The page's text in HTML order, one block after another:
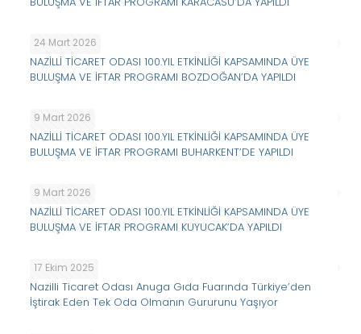
24 Mart 2026
NAZİLLİ TİCARET ODASI 100.YIL ETKİNLİĞİ KAPSAMINDA ÜYE
BULUŞMA VE İFTAR PROGRAMI BOZDOĞAN’DA YAPILDI
9 Mart 2026
NAZİLLİ TİCARET ODASI 100.YIL ETKİNLİĞİ KAPSAMINDA ÜYE
BULUŞMA VE İFTAR PROGRAMI BUHARKENT’DE YAPILDI
9 Mart 2026
NAZİLLİ TİCARET ODASI 100.YIL ETKİNLİĞİ KAPSAMINDA ÜYE
BULUŞMA VE İFTAR PROGRAMI KUYUCAK’DA YAPILDI
17 Ekim 2025
Nazilli Ticaret Odası Anuga Gıda Fuarında Türkiye’den
İştirak Eden Tek Oda Olmanın Gururunu Yaşıyor